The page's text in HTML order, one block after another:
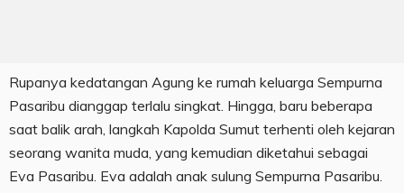
Rupanya kedatangan Agung ke rumah keluarga Sempurna
Pasaribu dianggap terlalu singkat. Hingga, baru beberapa
saat balik arah, langkah Kapolda Sumut terhenti oleh kejaran
seorang wanita muda, yang kemudian diketahui sebagai
Eva Pasaribu. Eva adalah anak sulung Sempurna Pasaribu.